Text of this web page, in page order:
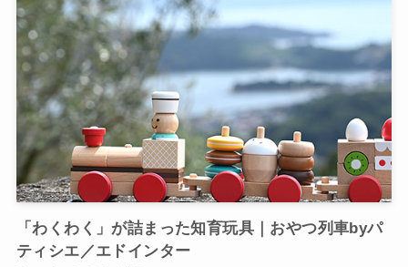
「わくわく」が詰まった知育玩具｜おやつ列車byパ
ティシエ／エドインター